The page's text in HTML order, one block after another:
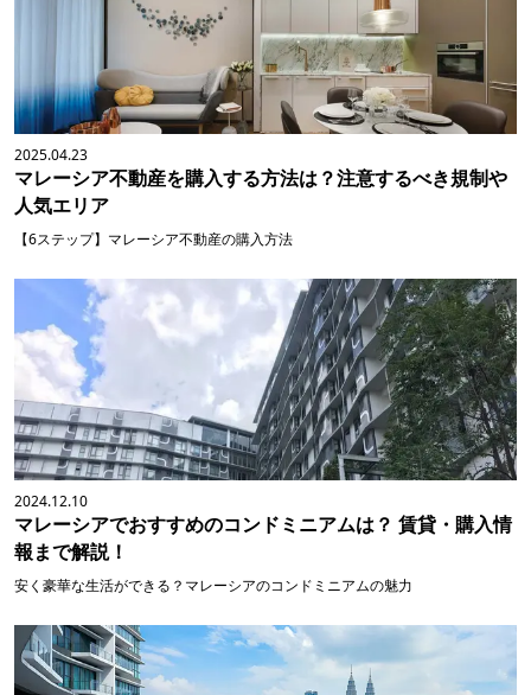
2025.04.23
マレーシア不動産を購入する方法は？注意するべき規制や
人気エリア
【6ステップ】マレーシア不動産の購入方法
2024.12.10
マレーシアでおすすめのコンドミニアムは？ 賃貸・購入情
報まで解説！
安く豪華な生活ができる？マレーシアのコンドミニアムの魅力